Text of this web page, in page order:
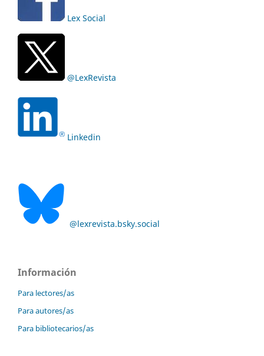
Lex Social
@LexRevista
Linkedin
@lexrevista.bsky.social
Información
Para lectores/as
Para autores/as
Para bibliotecarios/as